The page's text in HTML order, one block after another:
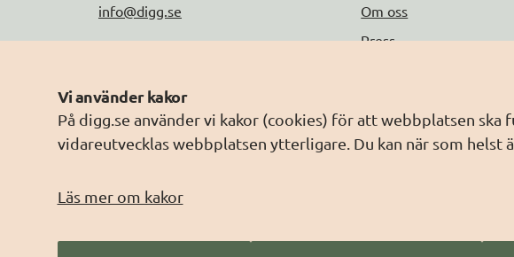
Vi använder kakor
På digg.se använder vi kakor (cookies) för att webbplatsen
vidareutvecklas webbplatsen ytterligare. Du kan när som helst
Läs mer om kakor
info@digg.se
Tel: 0771-11 44 00
Fler kontaktuppgifter
Om oss
Press
Om webbplatsen